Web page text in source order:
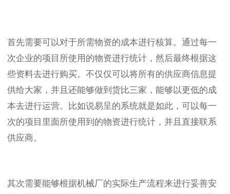
首先需要可以对于所需物资的成本进行核算。通过每一
次企业的项目所使用的物资进行统计，然后最终根据这
些资料去进行购买。不仅仅可以将所有的供应商信息提
供给大家，并且还能够做到货比三家，能够以更低的成
本去进行运营。比如说易呈的系统就是如此，可以每一
次的项目里面所使用到的物资进行统计，并且直接联系
供应商。
其次需要能够根据机械厂的实际生产流程来进行妥善安